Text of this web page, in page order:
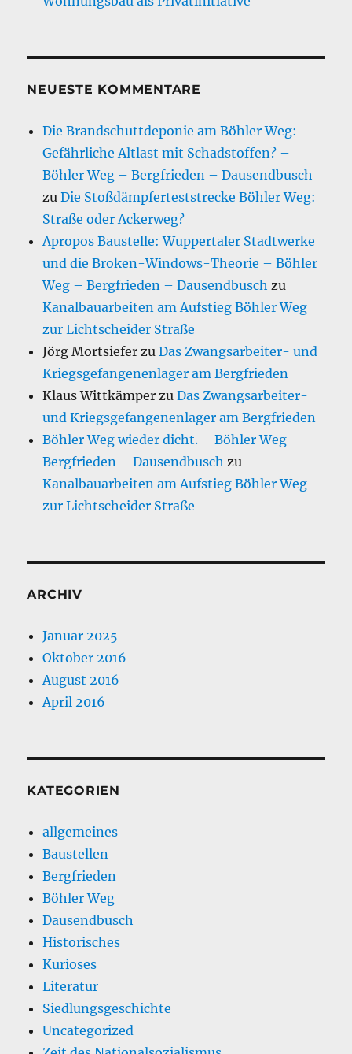
NEUESTE KOMMENTARE
Die Brandschuttdeponie am Böhler Weg:
Gefährliche Altlast mit Schadstoffen? –
Böhler Weg – Bergfrieden – Dausendbusch
zuDie Stoßdämpferteststrecke Böhler Weg:
Straße oder Ackerweg?
Apropos Baustelle: Wuppertaler Stadtwerke
und die Broken-Windows-Theorie – Böhler
Weg – Bergfrieden – Dausendbusch zu
Kanalbauarbeiten am Aufstieg Böhler Weg
zur Lichtscheider Straße
Jörg Mortsiefer zuDas Zwangsarbeiter- und
Kriegsgefangenenlager am Bergfrieden
Klaus Wittkämper zuDas Zwangsarbeiter-
und Kriegsgefangenenlager am Bergfrieden
Böhler Weg wieder dicht. – Böhler Weg –
Bergfrieden – Dausendbusch zu
Kanalbauarbeiten am Aufstieg Böhler Weg
zur Lichtscheider Straße
ARCHIV
Januar 2025
Oktober 2016
August 2016
April 2016
KATEGORIEN
allgemeines
Baustellen
Bergfrieden
Böhler Weg
Dausendbusch
Historisches
Kurioses
Literatur
Siedlungsgeschichte
Uncategorized